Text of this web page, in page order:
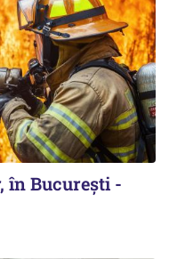
în Bucureşti -